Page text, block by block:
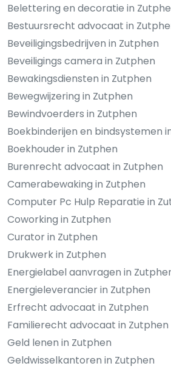
Belettering en decoratie in
Bestuursrecht advocaat in
Beveiligingsbedrijven in Zutphen
Beveiligings camera in Zutphen
Bewakingsdiensten in Zutphen
Bewegwijzering in Zutphen
Bewindvoerders in Zutphen
Boekbinderijen en bindsystemen
Boekhouder in Zutphen
Burenrecht advocaat in Zutphen
Camerabewaking in Zutphen
Computer Pc Hulp Reparatie in
Coworking in Zutphen
Curator in Zutphen
Drukwerk in Zutphen
Energielabel aanvragen in
Energieleverancier in Zutphen
Erfrecht advocaat in Zutphen
Familierecht advocaat in Zutphen
Geld lenen in Zutphen
Geldwisselkantoren in Zutphen